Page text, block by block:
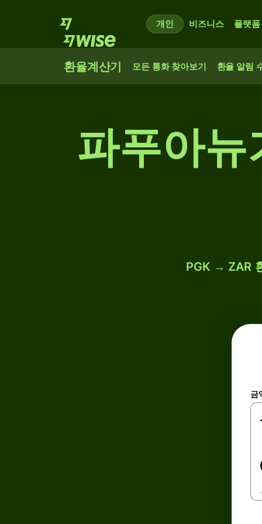
개인 비즈니스 플랫폼
환율계산기 모든 통화 찾아보기 환율 알림
파푸아
PGK → ZAR
금